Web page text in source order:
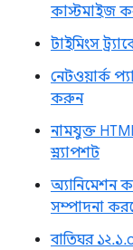
কাস্টমাইজ
টাইমিংস
নেটওয়ার্ক
করুন
নামযুক্ত
স্ন্যাপশট
অ্যানিমেশন
সম্পাদনা
বাতিঘর